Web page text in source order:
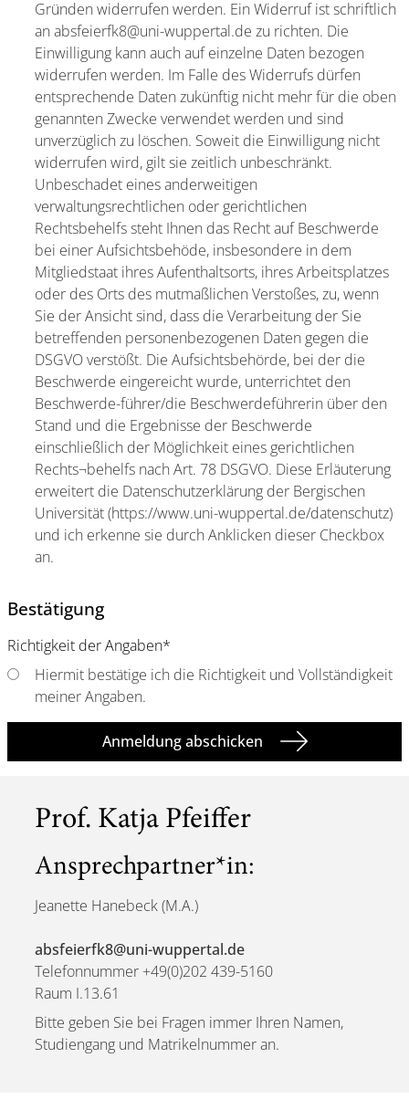
Gründen widerrufen werden. Ein Widerruf ist schriftlich
an absfeierfk8@uni-wuppertal.de zu richten. Die
Einwilligung kann auch auf einzelne Daten bezogen
widerrufen werden. Im Falle des Widerrufs dürfen
entsprechende Daten zukünftig nicht mehr für die oben
genannten Zwecke verwendet werden und sind
unverzüglich zu löschen. Soweit die Einwilligung nicht
widerrufen wird, gilt sie zeitlich unbeschränkt.
Unbeschadet eines anderweitigen
verwaltungsrechtlichen oder gerichtlichen
Rechtsbehelfs steht Ihnen das Recht auf Beschwerde
bei einer Aufsichtsbehöde, insbesondere in dem
Mitgliedstaat ihres Aufenthaltsorts, ihres Arbeitsplatzes
oder des Orts des mutmaßlichen Verstoßes, zu, wenn
Sie der Ansicht sind, dass die Verarbeitung der Sie
betreffenden personenbezogenen Daten gegen die
DSGVO verstößt. Die Aufsichtsbehörde, bei der die
Beschwerde eingereicht wurde, unterrichtet den
Beschwerde-führer/die Beschwerdeführerin über den
Stand und die Ergebnisse der Beschwerde
einschließlich der Möglichkeit eines gerichtlichen
Rechts¬behelfs nach Art. 78 DSGVO. Diese Erläuterung
erweitert die Datenschutzerklärung der Bergischen
Universität (https://www.uni-wuppertal.de/datenschutz)
und ich erkenne sie durch Anklicken dieser Checkbox
an.
Bestätigung
Richtigkeit der Angaben*
Hiermit bestätige ich die Richtigkeit und Vollständigkeit
meiner Angaben.
Anmeldung abschicken
Prof. Katja Pfeiffer
Ansprechpartner*in:
Jeanette Hanebeck (M.A.)
absfeierfk8@uni-wuppertal.de
Telefonnummer +49(0)202 439-5160
Raum I.13.61
Bitte geben Sie bei Fragen immer Ihren Namen,
Studiengang und Matrikelnummer an.